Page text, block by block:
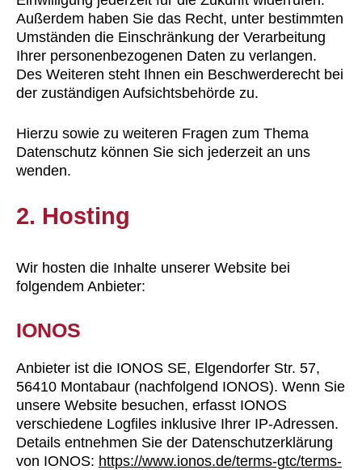
Außerdem haben Sie das Recht, unter bestimmten
Umständen die Einschränkung der Verarbeitung
Ihrer personenbezogenen Daten zu verlangen.
Des Weiteren steht Ihnen ein Beschwerderecht bei
der zuständigen Aufsichtsbehörde zu.
Hierzu sowie zu weiteren Fragen zum Thema
Datenschutz können Sie sich jederzeit an uns
wenden.
2. Hosting
Wir hosten die Inhalte unserer Website bei
folgendem Anbieter:
IONOS
Anbieter ist die IONOS SE, Elgendorfer Str. 57,
56410 Montabaur (nachfolgend IONOS). Wenn Sie
unsere Website besuchen, erfasst IONOS
verschiedene Logfiles inklusive Ihrer IP-Adressen.
Details entnehmen Sie der Datenschutzerklärung
von IONOS: https://www.ionos.de/terms-gtc/terms-